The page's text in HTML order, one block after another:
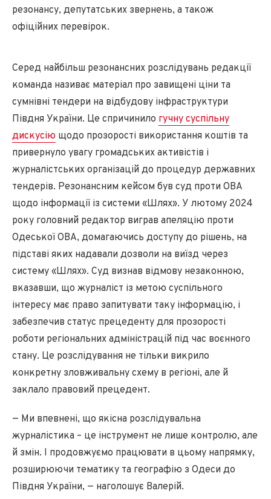
резонансу, депутатських звернень, а також
офіційних перевірок.
Серед найбільш резонансних розслідувань редакції
команда називає матеріал про завищені ціни та
сумнівні тендери на відбудову інфраструктури
Півдня України. Це спричинило гучну суспільну
дискусію щодо прозорості використання коштів та
привернуло увагу громадських активістів і
журналістських організацій до процедур державних
тендерів. Резонансним кейсом був суд проти ОВА
щодо інформації із системи «Шлях». У лютому 2024
року головний редактор виграв апеляцію проти
Одеської ОВА, домагаючись доступу до рішень, на
підставі яких надавали дозволи на виїзд через
систему «Шлях». Суд визнав відмову незаконною,
вказавши, що журналіст із метою суспільного
інтересу має право запитувати таку інформацію, і
забезпечив статус прецеденту для прозорості
роботи регіональних адміністрацій під час воєнного
стану. Це розслідування не тільки викрило
конкретну зловживальну схему в регіоні, але й
заклало правовий прецедент.
— Ми впевнені, що якісна розслідувальна
журналістика – це інструмент не лише контролю, але
й змін. І продовжуємо працювати в цьому напрямку,
розширюючи тематику та географію з Одеси до
Півдня України, — наголошує Валерій.